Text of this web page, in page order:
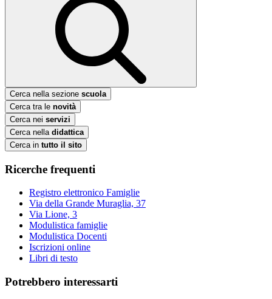
Cerca nella sezione scuola
Cerca tra le novità
Cerca nei servizi
Cerca nella didattica
Cerca in tutto il sito
Ricerche frequenti
Registro elettronico Famiglie
Via della Grande Muraglia, 37
Via Lione, 3
Modulistica famiglie
Modulistica Docenti
Iscrizioni online
Libri di testo
Potrebbero interessarti